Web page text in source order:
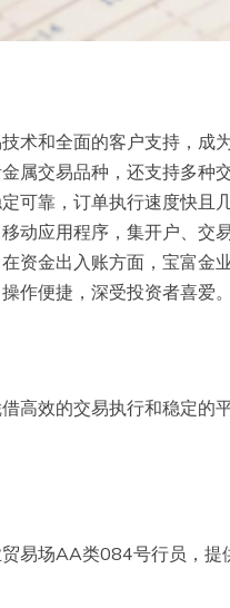
术和全面的客户支持，成
属交易品种，还支持多种
可靠，订单执行速度快且
动应用程序，集开户、交
资金出入账方面，宝富金
作便捷，深受投资者喜爱。
高效的交易执行和稳定的
贸易场AA类084号行员，